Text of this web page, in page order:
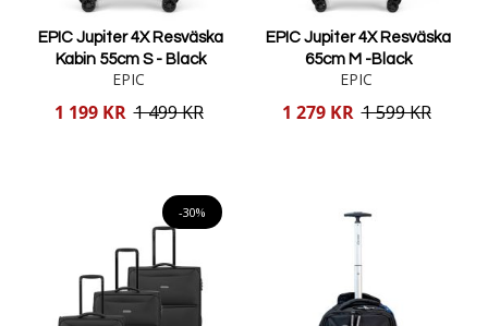
EPIC Jupiter 4X Resväska
Kabin 55cm S - Black
EPIC
Reducerat
1 199 KR 1 499 KR
EPIC Jupiter 4X Resväska
65cm M -Black
EPIC
Reducerat
1 279 KR 1 599 KR
-30%